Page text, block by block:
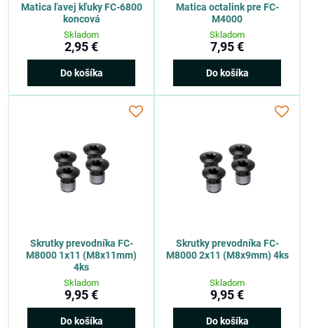
Matica ľavej kľuky FC-6800
koncová
Skladom
2,95 €
Do košíka
Matica octalink pre FC-
M4000
Skladom
7,95 €
Do košíka
Skrutky prevodníka FC-
M8000 1x11 (M8x11mm)
4ks
Skladom
9,95 €
Do košíka
Skrutky prevodníka FC-
M8000 2x11 (M8x9mm) 4ks
Skladom
9,95 €
Do košíka